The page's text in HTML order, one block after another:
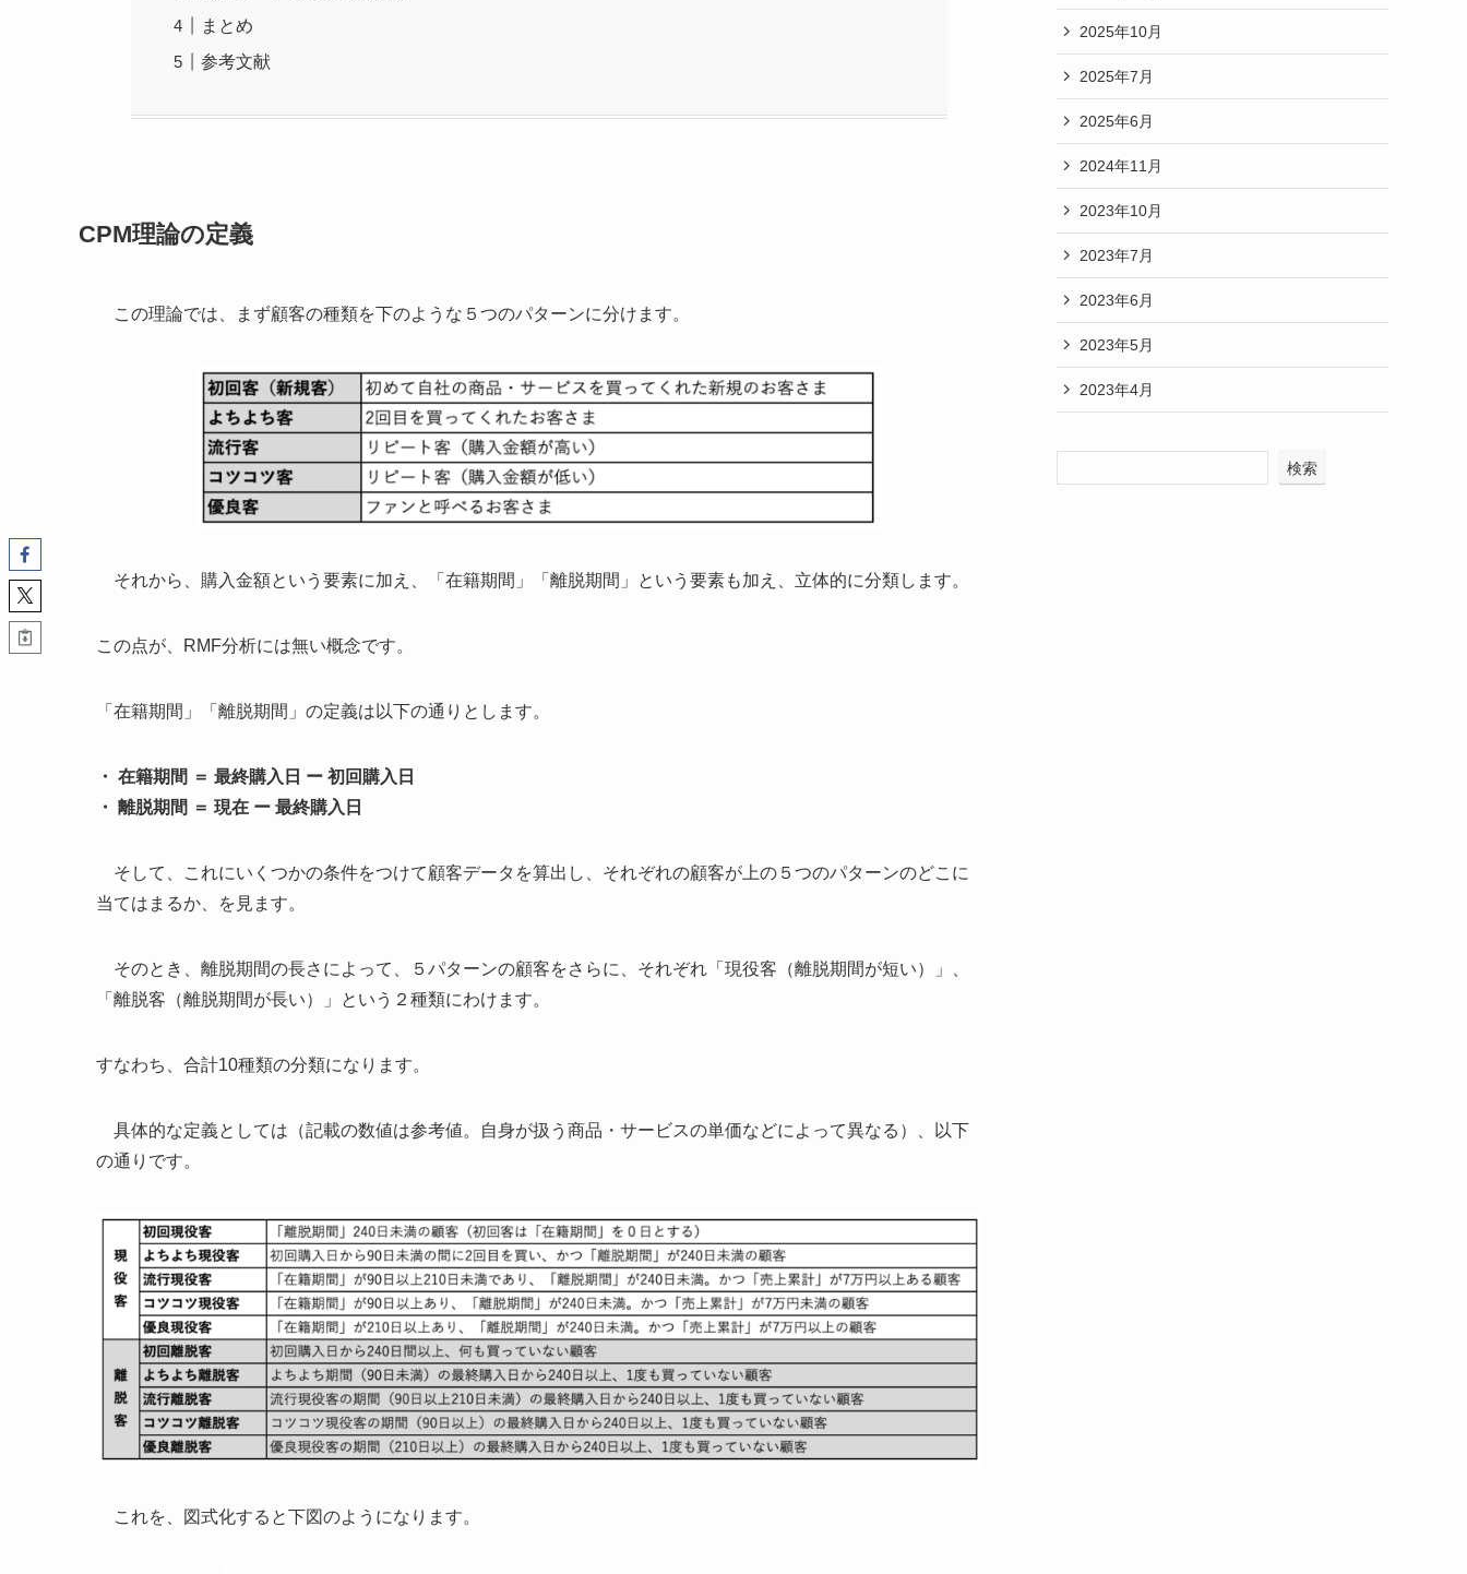
まとめ
参考文献
CPM理論の定義
この理論では、まず顧客の種類を下のような５つのパターンに分けます。
それから、購入金額という要素に加え、「在籍期間」「離脱期間」という要素も加え、立体的に分類します。
この点が、RMF分析には無い概念です。
「在籍期間」「離脱期間」の定義は以下の通りとします。
・ 在籍期間 ＝ 最終購入日 ー 初回購入日
・ 離脱期間 ＝ 現在 ー 最終購入日
そして、これにいくつかの条件をつけて顧客データを算出し、それぞれの顧客が上の５つのパターンのどこに
当てはまるか、を見ます。
そのとき、離脱期間の長さによって、５パターンの顧客をさらに、それぞれ「現役客（離脱期間が短い）」、
「離脱客（離脱期間が長い）」という２種類にわけます。
すなわち、合計10種類の分類になります。
具体的な定義としては（記載の数値は参考値。自身が扱う商品・サービスの単価などによって異なる）、以下
の通りです。
これを、図式化すると下図のようになります。
2025年10月
2025年7月
2025年6月
2024年11月
2023年10月
2023年7月
2023年6月
2023年5月
2023年4月
検索